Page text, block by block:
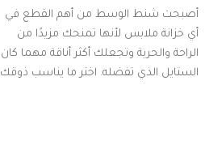
أصبحت شنط الوسط من أهم القطع في
أي خزانة ملابس لأنها تمنحك مزيدًا من
الراحة والحرية وتجعلك أكثر أناقة مهما كان
الستايل الذي تفضله. اختر ما يناسب ذوقك